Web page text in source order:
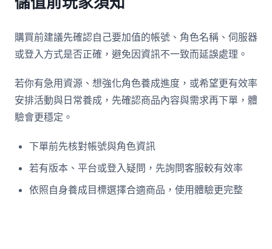
購買前建議先確認自己要加值的帳號、角色名稱、伺服器
或登入方式是否正確，避免因資訊不一致而延誤處理。
若你有急用資源、想強化角色養成進度，或希望更有效率
安排活動與日常養成，先確認商品內容與需求再下單，體
驗會更穩定。
下單前先核對帳號與角色資訊
若有版本、平台或登入疑問，先詢問客服較有效率
依照自身養成目標選擇合適商品，使用體驗更完整